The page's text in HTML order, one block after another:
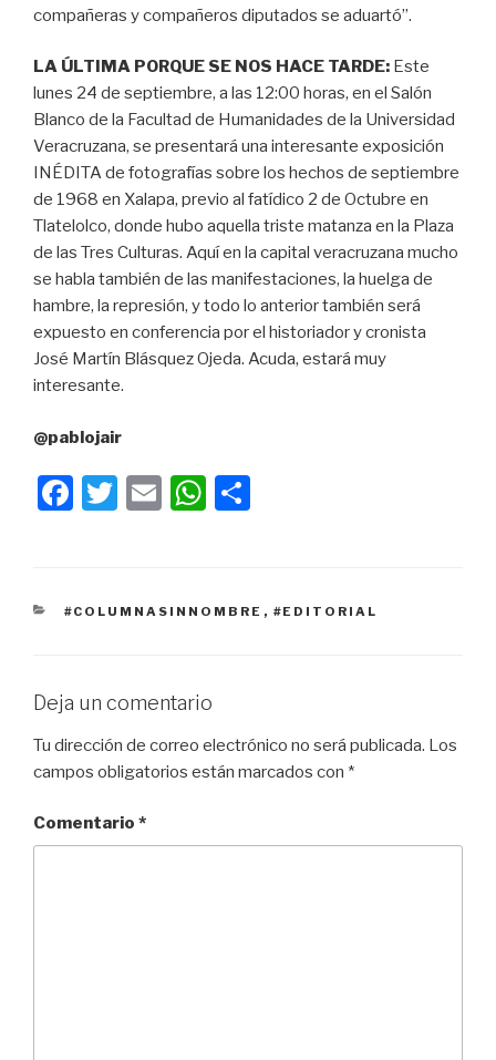
compañeras y compañeros diputados se aduartó”.
LA ÚLTIMA PORQUE SE NOS HACE TARDE: Este
lunes 24 de septiembre, a las 12:00 horas, en el Salón
Blanco de la Facultad de Humanidades de la Universidad
Veracruzana, se presentará una interesante exposición
INÉDITA de fotografías sobre los hechos de septiembre
de 1968 en Xalapa, previo al fatídico 2 de Octubre en
Tlatelolco, donde hubo aquella triste matanza en la Plaza
de las Tres Culturas. Aquí en la capital veracruzana mucho
se habla también de las manifestaciones, la huelga de
hambre, la represión, y todo lo anterior también será
expuesto en conferencia por el historiador y cronista
José Martín Blásquez Ojeda. Acuda, estará muy
interesante.
@pablojair
F
e
o
k
T
er
E
W
s
p
p
CATEGORÍAS
#COLUMNASINNOMBRE , #EDITORIAL
Deja un comentario
Tu dirección de correo electrónico no será publicada. Los
campos obligatorios están marcados con *
Comentario *